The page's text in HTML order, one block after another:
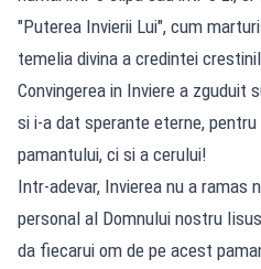
"Puterea Invierii Lui", cum
temelia divina a credintei
Convingerea in Inviere a
si i-a dat sperante eterne,
pamantului, ci si a cerului!
Intr-adevar, Invierea nu a ramas
personal al Domnului nostru
da fiecarui om de pe acest